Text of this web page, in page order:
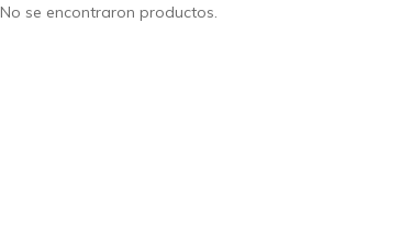
No se encontraron productos.